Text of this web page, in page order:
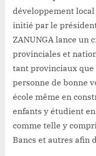
développement
initié par le
ZANUNGA lance un
provinciales et
tant provinciaux que
personne de bonne
école même en
enfants y étudient
comme telle y
Bancs et autres afin